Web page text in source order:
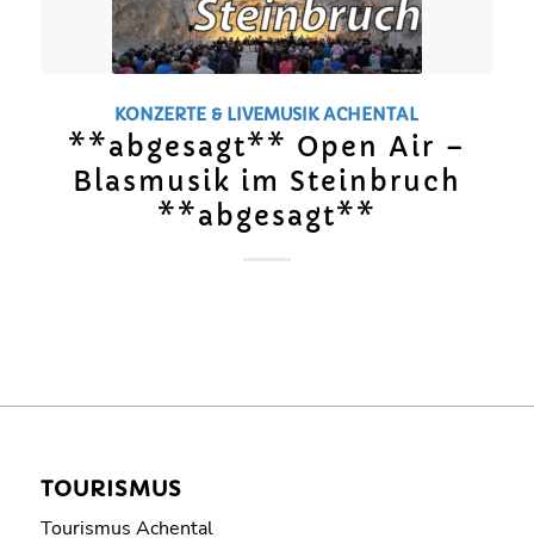
KONZERTE & LIVEMUSIK ACHENTAL
**abgesagt** Open Air –
Blasmusik im Steinbruch
**abgesagt**
TOURISMUS
Tourismus Achental